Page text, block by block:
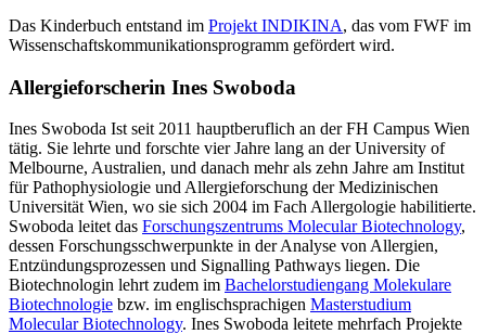
Das Kinderbuch entstand im Projekt INDIKINA, das vom FWF im
Wissenschaftskommunikationsprogramm gefördert wird.
Allergieforscherin Ines Swoboda
Ines Swoboda Ist seit 2011 hauptberuflich an der FH Campus Wien
tätig. Sie lehrte und forschte vier Jahre lang an der University of
Melbourne, Australien, und danach mehr als zehn Jahre am Institut
für Pathophysiologie und Allergieforschung der Medizinischen
Universität Wien, wo sie sich 2004 im Fach Allergologie habilitierte.
Swoboda leitet das Forschungszentrums Molecular Biotechnology,
dessen Forschungsschwerpunkte in der Analyse von Allergien,
Entzündungsprozessen und Signalling Pathways liegen. Die
Biotechnologin lehrt zudem im Bachelorstudiengang Molekulare
Biotechnologie bzw. im englischsprachigen Masterstudium
Molecular Biotechnology. Ines Swoboda leitete mehrfach Projekte